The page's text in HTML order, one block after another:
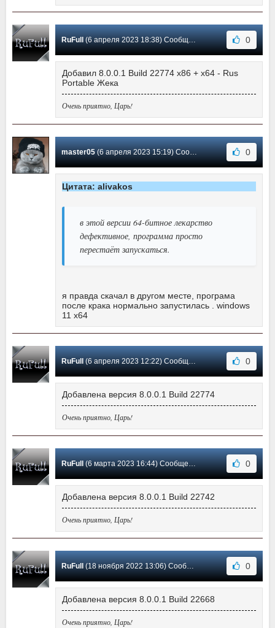
RuFull (6 апреля 2023 18:38) Сообщение #39 0
Добавил 8.0.0.1 Build 22774 x86 + x64 - Rus
Portable Жека
Очень приятно, Царь!
master05(6 апреля 2023 15:19) Сообщение #38 0
Цитата: alivakos
в этой версии 64-битное лекарство
дефективное, программа просто
перестаёт запускаться.
я правда скачал в другом месте, програма
после крака нормально запустилась . windows
11 x64
RuFull (6 апреля 2023 12:22) Сообщение #37 0
Добавлена версия 8.0.0.1 Build 22774
Очень приятно, Царь!
RuFull (6 марта 2023 16:44) Сообщение #36 0
Добавлена версия 8.0.0.1 Build 22742
Очень приятно, Царь!
RuFull (18 ноября 2022 13:06) Сообщение #35 0
Добавлена версия 8.0.0.1 Build 22668
Очень приятно, Царь!